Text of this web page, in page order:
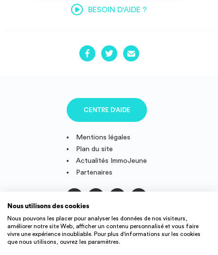
BESOIN D'AIDE ?
Mentions légales
Plan du site
Actualités ImmoJeune
Partenaires
CENTRE D'AIDE
Suivez-nous
Nous utilisons des cookies
Nous pouvons les placer pour analyser les données de nos visiteurs,
améliorer notre site Web, afficher un contenu personnalisé et vous faire
vivre une expérience inoubliable. Pour plus d'informations sur les cookies
que nous utilisons, ouvrez les paramètres.